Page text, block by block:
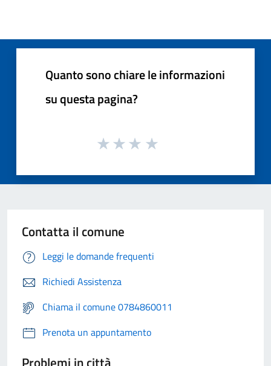
Quanto sono chiare le informazioni
su questa pagina?
Contatta il comune
Leggi le domande frequenti
Richiedi Assistenza
Chiama il comune 0784860011
Prenota un appuntamento